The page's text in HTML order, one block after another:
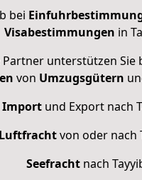
bei
Visabestimmungen in
Partner unterstützen Sie
von Umzugsgütern
Importund Export nach
Luftfrachtvon oder nach
Seefrachtnach